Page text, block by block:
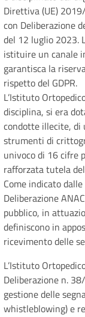
Direttiva (UE)
con Deliberazione
del 12 luglio 2023.
istituire un canale
garantisca la
rispetto del GDPR.
L’Istituto
disciplina, si era
condotte illecite,
strumenti di
univoco di 16 cifre
rafforzata tutela
Come indicato
Deliberazione
pubblico, in
definiscono in
ricevimento delle
L’Istituto
Deliberazione n.
gestione delle
whistleblowing) e